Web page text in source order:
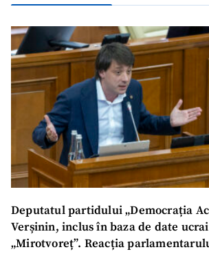
SUSȚINE
Deputatul partidului „Democrația
Verșinin, inclus în baza de date
„Mirotvoreț”. Reacția